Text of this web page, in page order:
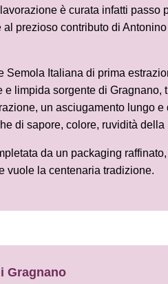
è curata infatti passo
prezioso contributo di
Semola Italiana di prima
limpida sorgente di Gragnano,
un asciugamento lungo
di sapore, colore, ruvidità della
da un packaging
vuole la centenaria tradizione.
Gragnano